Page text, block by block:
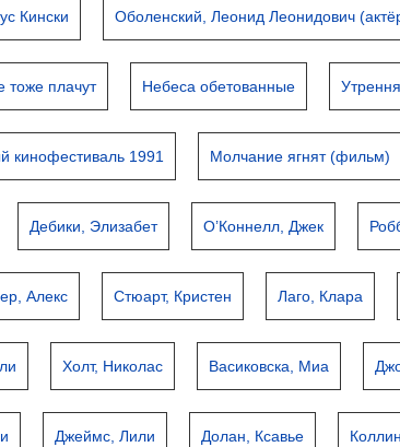
Кински Оболенский, Леонид Леонидович
тоже плачут Небеса обетованные
кинофестиваль 1991 Молчание ягнят (фильм)
Дебики, Элизабет О’Коннелл, Джек
Алекс Стюарт, Кристен Лаго, Клара
Холт, Николас Васиковска, Миа
Джеймс, Лили Долан, Ксавье